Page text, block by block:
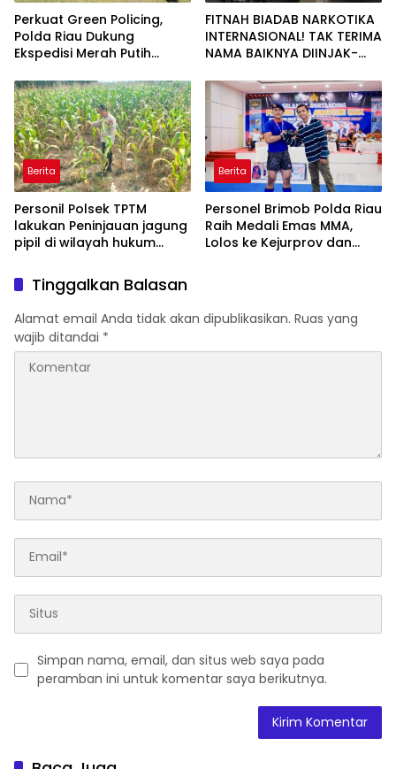
Perkuat Green Policing,
Polda Riau Dukung
Ekspedisi Merah Putih
Penanaman Mangrove
FITNAH BIADAB NARKOTIKA
INTERNASIONAL! TAK TERIMA
NAMA BAIKNYA DIINJAK-
DECLARE WAR: SIAP Bantai
DAN SERET AKUN PEMBUNUH
KARAKTER KE PENJARA
POLDA KEPRI!
Berita
Personil Polsek TPTM
lakukan Peninjauan jagung
pipil di wilayah hukum
Berita
Personel Brimob Polda Riau
Raih Medali Emas MMA,
Lolos ke Kejurprov dan
Tinggalkan Balasan
Alamat email Anda tidak akan dipublikasikan. Ruas yang
wajib ditandai *
Simpan nama, email, dan situs web saya pada
peramban ini untuk komentar saya berikutnya.